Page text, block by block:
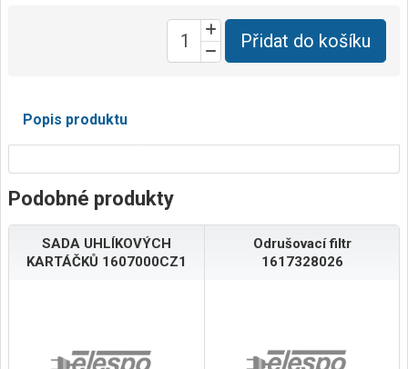
Přidat do košíku
Popis produktu
Podobné produkty
SADA UHLÍKOVÝCH
KARTÁČKŮ 1607000CZ1
Odrušovací filtr
1617328026